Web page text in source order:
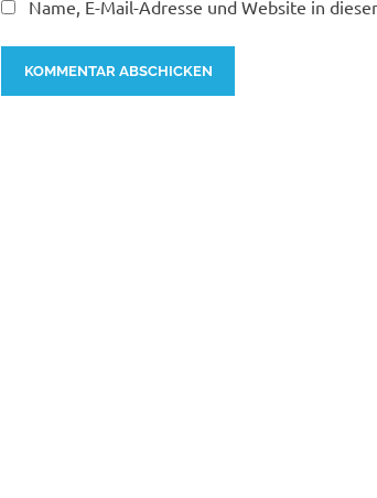
Name, E-Mail-Adresse und Website in